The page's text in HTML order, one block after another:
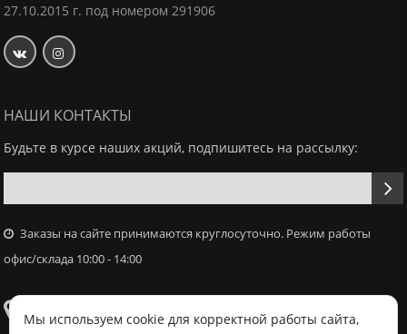
27.10.2015 г. под номером 291906
НАШИ КОНТАКТЫ
Будьте в курсе наших акций, подпишитесь на рассылку:
Заказы на сайте принимаются круглосуточно. Режим работы
офис/склада 10:00 - 14:00
Самовывоз
Мы используем cookie для корректной работы сайта,